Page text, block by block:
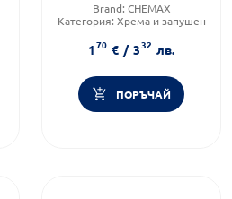
Brand: CHEMAX
Категория: Хрема и запушен
Форма на продукта:саше
170 € / 332 лв.
ПОРЪЧАЙ